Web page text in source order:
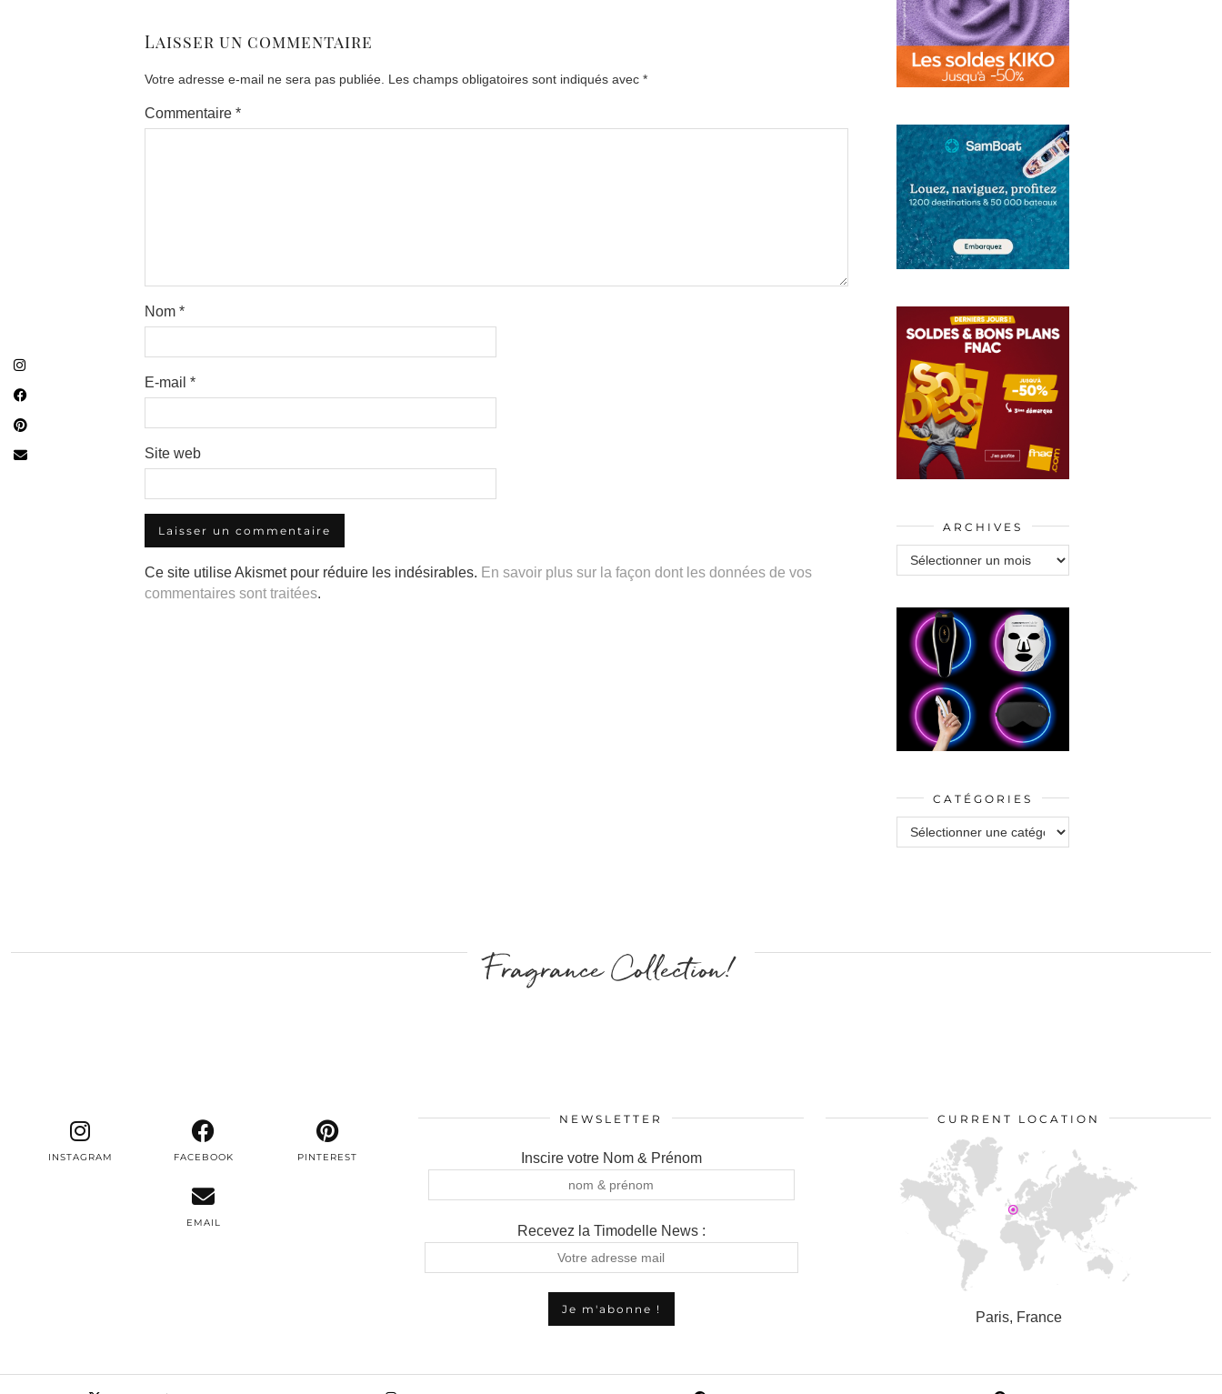
Laisser un commentaire
Votre adresse e-mail ne sera pas publiée. Les champs obligatoires sont indiqués avec *
Commentaire *
Nom *
E-mail *
Site web
Ce site utilise Akismet pour réduire les indésirables. En savoir plus sur la façon dont les données de vos
commentaires sont traitées.
ARCHIVES
Archives
CATÉGORIES
Catégories
Fragrance Collection!
INSTAGRAM FACEBOOK PINTEREST
EMAIL
NEWSLETTER
Inscire votre Nom & Prénom
Recevez la Timodelle News :
CURRENT LOCATION
Paris, France